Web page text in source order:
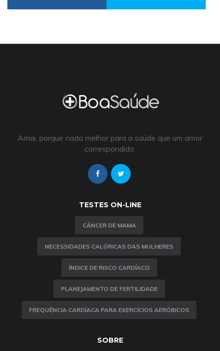
Amai, porque nada melhor para a saúde que um amor
correspondido.
TESTES ON-LINE
CÂNCER DE MAMA
NECESSIDADES CALÓRICAS DAS MULHERES
ÍNDICE DE RISCO CARDÍACO
PLANEJAMENTO DE FERTILIDADE
FREQUÊNCIA CARDÍACA PARA EXERCÍCIOS AERÓBICOS
SOBRE